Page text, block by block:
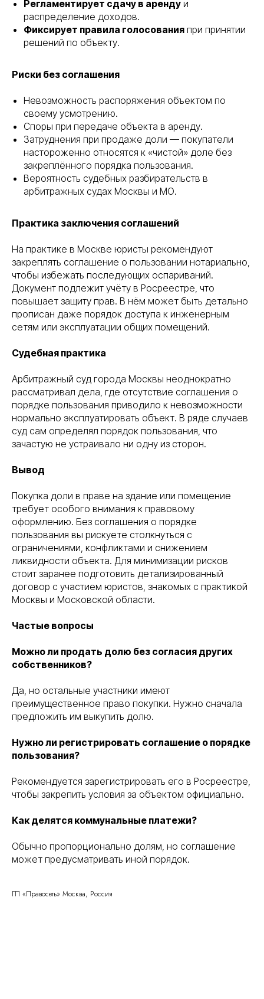
Регламентирует сдачу в аренду и
распределение доходов.
Фиксирует правила голосования при принятии
решений по объекту.
Риски без соглашения
Невозможность распоряжения объектом по
своему усмотрению.
Споры при передаче объекта в аренду.
Затруднения при продаже доли — покупатели
настороженно относятся к «чистой» доле без
закреплённого порядка пользования.
Вероятность судебных разбирательств в
арбитражных судах Москвы и МО.
Практика заключения соглашений
На практике в Москве юристы рекомендуют
закреплять соглашение о пользовании нотариально,
чтобы избежать последующих оспариваний.
Документ подлежит учёту в Росреестре, что
повышает защиту прав. В нём может быть детально
прописан даже порядок доступа к инженерным
сетям или эксплуатации общих помещений.
Судебная практика
Арбитражный суд города Москвы неоднократно
рассматривал дела, где отсутствие соглашения о
порядке пользования приводило к невозможности
нормально эксплуатировать объект. В ряде случаев
суд сам определял порядок пользования, что
зачастую не устраивало ни одну из сторон.
Вывод
Покупка доли в праве на здание или помещение
требует особого внимания к правовому
оформлению. Без соглашения о порядке
пользования вы рискуете столкнуться с
ограничениями, конфликтами и снижением
ликвидности объекта. Для минимизации рисков
стоит заранее подготовить детализированный
договор с участием юристов, знакомых с практикой
Москвы и Московской области.
Частые вопросы
Можно ли продать долю без согласия других
собственников?
Да, но остальные участники имеют
преимущественное право покупки. Нужно сначала
предложить им выкупить долю.
Нужно ли регистрировать соглашение о порядке
пользования?
Рекомендуется зарегистрировать его в Росреестре,
чтобы закрепить условия за объектом официально.
Как делятся коммунальные платежи?
Обычно пропорционально долям, но соглашение
может предусматривать иной порядок.
ГП «Правосеть» Москва, Россия